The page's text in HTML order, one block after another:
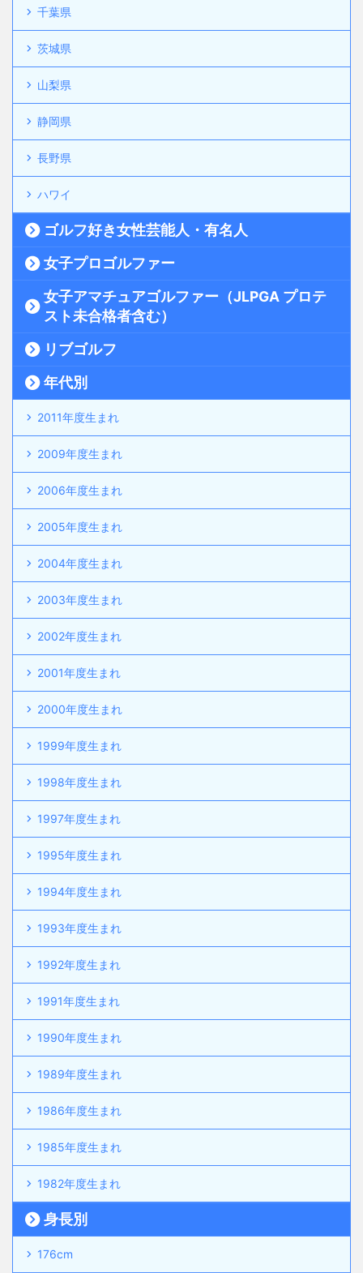
千葉県
茨城県
山梨県
静岡県
長野県
ハワイ
ゴルフ好き女性芸能人・有名人
女子プロゴルファー
女子アマチュアゴルファー（JLPGA プロテ
スト未合格者含む）
リブゴルフ
年代別
2011年度生まれ
2009年度生まれ
2006年度生まれ
2005年度生まれ
2004年度生まれ
2003年度生まれ
2002年度生まれ
2001年度生まれ
2000年度生まれ
1999年度生まれ
1998年度生まれ
1997年度生まれ
1995年度生まれ
1994年度生まれ
1993年度生まれ
1992年度生まれ
1991年度生まれ
1990年度生まれ
1989年度生まれ
1986年度生まれ
1985年度生まれ
1982年度生まれ
身長別
176cm